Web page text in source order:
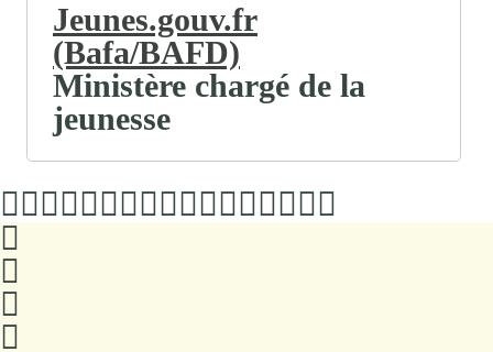
Jeunes.gouv.fr
(Bafa/BAFD)
Ministère chargé de la
jeunesse